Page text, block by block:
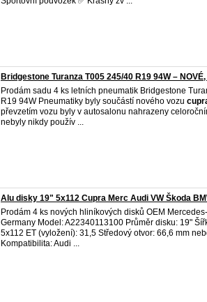
Bridgestone Turanza T005 245/40 R19 94W –
Prodám sadu 4 ks letních pneumatik Bridgestone
R19 94W Pneumatiky byly součástí nového vozu
převzetím vozu byly v autosalonu nahrazeny
nebyly nikdy použív ...
Alu disky 19" 5x112 Cupra Merc Audi VW Škoda
Prodám 4 ks nových hliníkových disků OEM
Germany Model: A22340113100 Průměr disku: 19"
5x112 ET (vyložení): 31,5 Středový otvor: 66,6 mm
Kompatibilita: Audi ...